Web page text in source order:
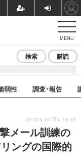
MENU
検索 購読
弱性 調査･報告
メール訓練の
ングの国際的
2015.9.10 Thu 10:15